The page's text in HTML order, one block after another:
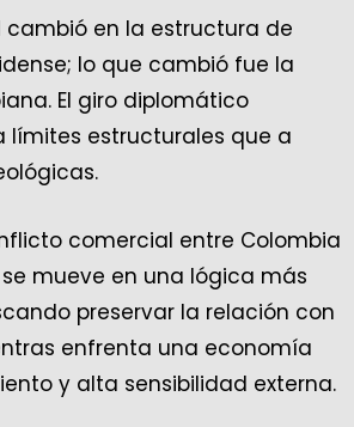
en la estructura de
lo que cambió fue la
El giro diplomático
límites estructurales que a
comercial entre Colombia
se mueve en una lógica más
preservar la relación con
enfrenta una economía
y alta sensibilidad externa.